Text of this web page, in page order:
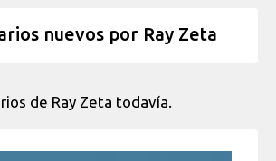
nuevos por Ray Zeta
de Ray Zeta todavía.